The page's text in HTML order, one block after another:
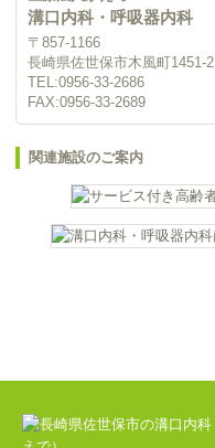
溝口内科・呼吸器内科
〒857-1166
長崎県佐世保市木風町1451-2
TEL:0956-33-2686
FAX:0956-33-2689
関連施設のご案内